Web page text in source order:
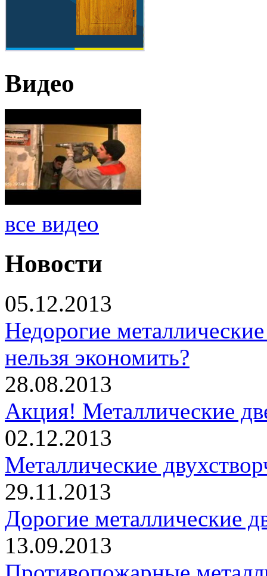
Видео
все видео
Новости
05.12.2013
Недорогие
нельзя экономить?
28.08.2013
Акция! Металлические
02.12.2013
Металлические
29.11.2013
Дорогие металлические
13.09.2013